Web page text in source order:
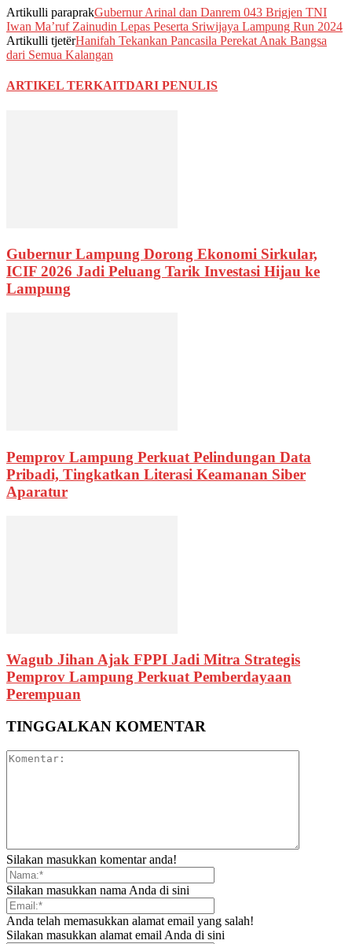
Artikulli paraprakGubernur Arinal dan Danrem 043 Brigjen TNI
Iwan Ma’ruf Zainudin Lepas Peserta Sriwijaya Lampung Run 2024
Artikulli tjetërHanifah Tekankan Pancasila Perekat Anak Bangsa
dari Semua Kalangan
ARTIKEL TERKAITDARI PENULIS
Gubernur Lampung Dorong Ekonomi Sirkular,
ICIF 2026 Jadi Peluang Tarik Investasi Hijau ke
Lampung
Pemprov Lampung Perkuat Pelindungan Data
Pribadi, Tingkatkan Literasi Keamanan Siber
Aparatur
Wagub Jihan Ajak FPPI Jadi Mitra Strategis
Pemprov Lampung Perkuat Pemberdayaan
Perempuan
TINGGALKAN KOMENTAR
Silakan masukkan komentar anda!
Silakan masukkan nama Anda di sini
Anda telah memasukkan alamat email yang salah!
Silakan masukkan alamat email Anda di sini